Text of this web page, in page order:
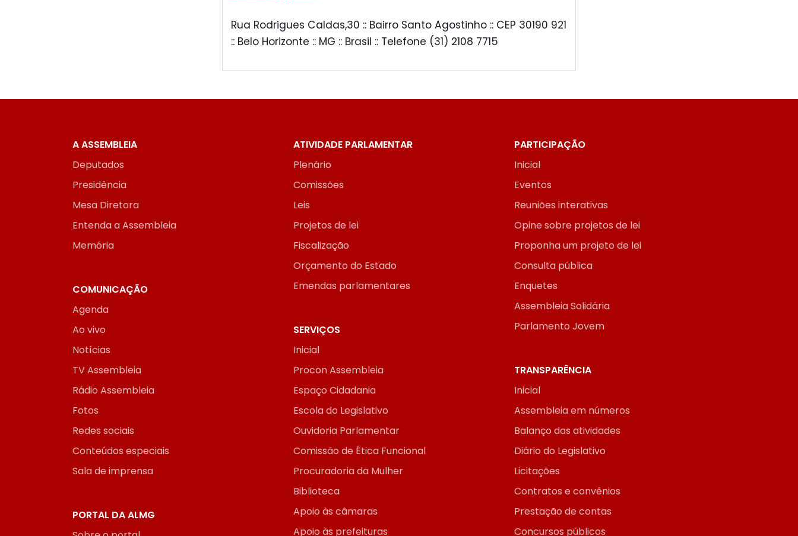
Rua Rodrigues Caldas,30 :: Bairro Santo Agostinho :: CEP 30190 921
:: Belo Horizonte :: MG :: Brasil :: Telefone (31) 2108 7715
A ASSEMBLEIA
Deputados
Presidência
Mesa Diretora
Entenda a Assembleia
Memória
ATIVIDADE PARLAMENTAR
Plenário
Comissões
Leis
Projetos de lei
Fiscalização
Orçamento do Estado
Emendas parlamentares
PARTICIPAÇÃO
Inicial
Eventos
Reuniões interativas
Opine sobre projetos de lei
Proponha um projeto de lei
Consulta pública
Enquetes
Assembleia Solidária
Parlamento Jovem
COMUNICAÇÃO
Agenda
Ao vivo
Notícias
TV Assembleia
Rádio Assembleia
Fotos
Redes sociais
Conteúdos especiais
Sala de imprensa
SERVIÇOS
Inicial
Procon Assembleia
Espaço Cidadania
Escola do Legislativo
Ouvidoria Parlamentar
Comissão de Ética Funcional
Procuradoria da Mulher
Biblioteca
Apoio às câmaras
Apoio às prefeituras
TRANSPARÊNCIA
Inicial
Assembleia em números
Balanço das atividades
Diário do Legislativo
Licitações
Contratos e convênios
Prestação de contas
Concursos públicos
PORTAL DA ALMG